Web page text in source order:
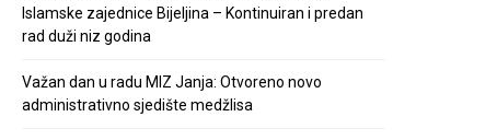
Islamske zajednice Bijeljina – Kontinuiran i predan
rad duži niz godina
Važan dan u radu MIZ Janja: Otvoreno novo
administrativno sjedište medžlisa